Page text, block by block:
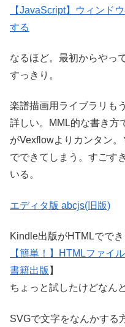
【JavaScript】ウィンド
する
なるほど。最初からやっ
すっきり。
楽譜描画用ライブラリも
詳しい。MML的な書き方
がVexflowよりカンタン
でできてしまう。すごす
いる。
エディタ版 abcjs(旧版)
Kindle出版がHTMLででき
【簡単！】HTMLファイ
書籍出版 】
ちょっと試したけどなん
SVGで文字をなんかする